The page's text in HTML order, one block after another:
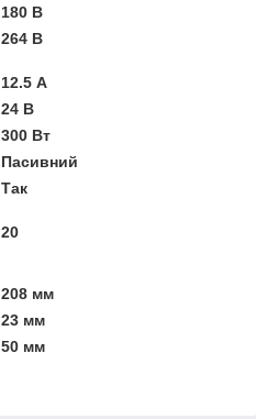
180 В
264 В
12.5 А
24 В
300 Вт
Пасивний
Так
20
208 мм
23 мм
50 мм